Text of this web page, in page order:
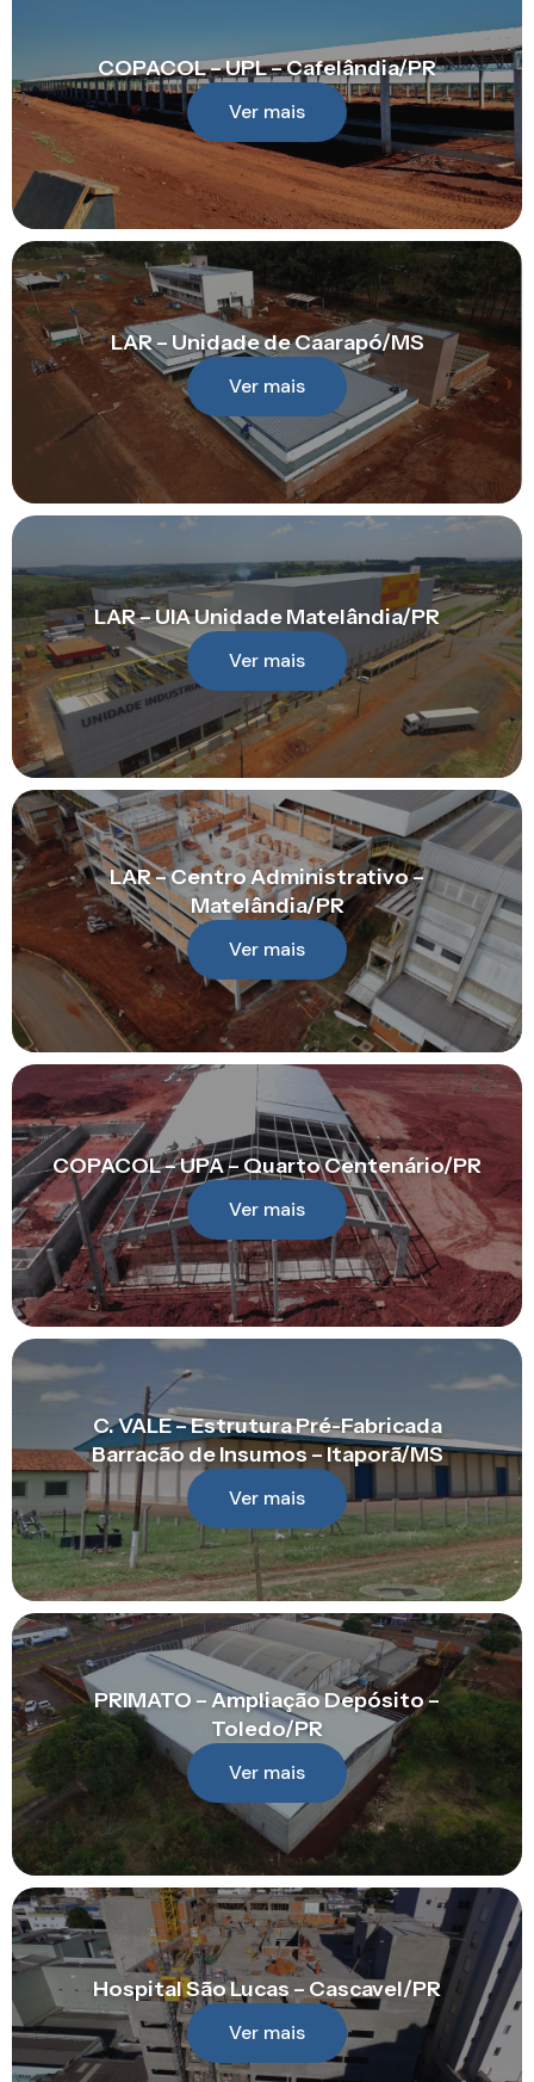
COPACOL – UPL – Cafelândia/PR
Ver mais
LAR – Unidade de Caarapó/MS
Ver mais
LAR – UIA Unidade Matelândia/PR
Ver mais
LAR – Centro Administrativo –
Matelândia/PR
Ver mais
COPACOL – UPA – Quarto Centenário/PR
Ver mais
C. VALE – Estrutura Pré-Fabricada
Barracão de Insumos – Itaporã/MS
Ver mais
PRIMATO – Ampliação Depósito –
Toledo/PR
Ver mais
Hospital São Lucas – Cascavel/PR
Ver mais